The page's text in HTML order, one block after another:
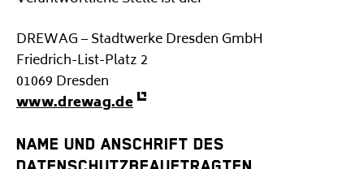
DREWAG – Stadtwerke Dresden GmbH
Friedrich-List-Platz 2
01069 Dresden
www.drewag.de
NAME UND ANSCHRIFT DES